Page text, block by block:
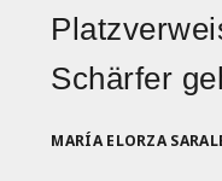
Schärfer
MARÍA ELORZA